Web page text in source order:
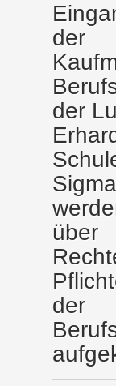
der
der
über
der